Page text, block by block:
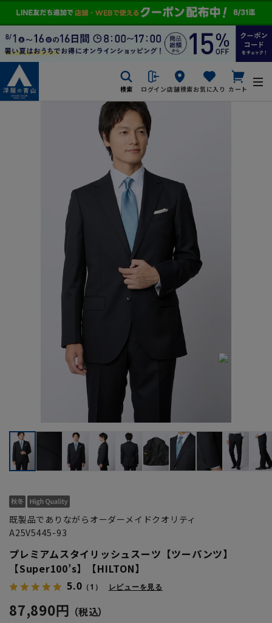
検索 ログイン店舗検索お気に入り カート
既製品でありながらオーダーメイドクオリティ
A25V5445-93
プレミアムスタイリッシュスーツ【ツーパンツ】
【Super100’s】【HILTON】
5.0 （1） レビューを見る
87,890円